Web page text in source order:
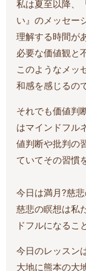
私は夏至以降、
い』のメッセー
理解する時間が
必要な価値観と
このようなメッ
和感を感じるの
それでも価値判
はマインドフル
値判断や批判の
ていてその習慣
今日は満月?慈
慈悲の瞑想は私
ドフルになるこ
今日のレッスン
大地に熊本の大